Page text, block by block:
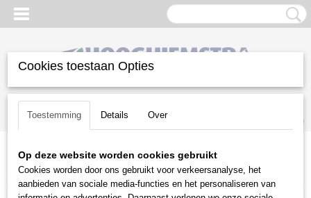
Inloggen Registreren
(0)
Home >Gazononderhoud>Bosmaaiers | toebehoren
Smeermiddelen>Tandwielvet 100 gram
Cookies toestaan Opties
Toestemming Details Over
Op deze website worden cookies gebruikt
Cookies worden door ons gebruikt voor verkeersanalyse, het
aanbieden van sociale media-functies en het personaliseren van